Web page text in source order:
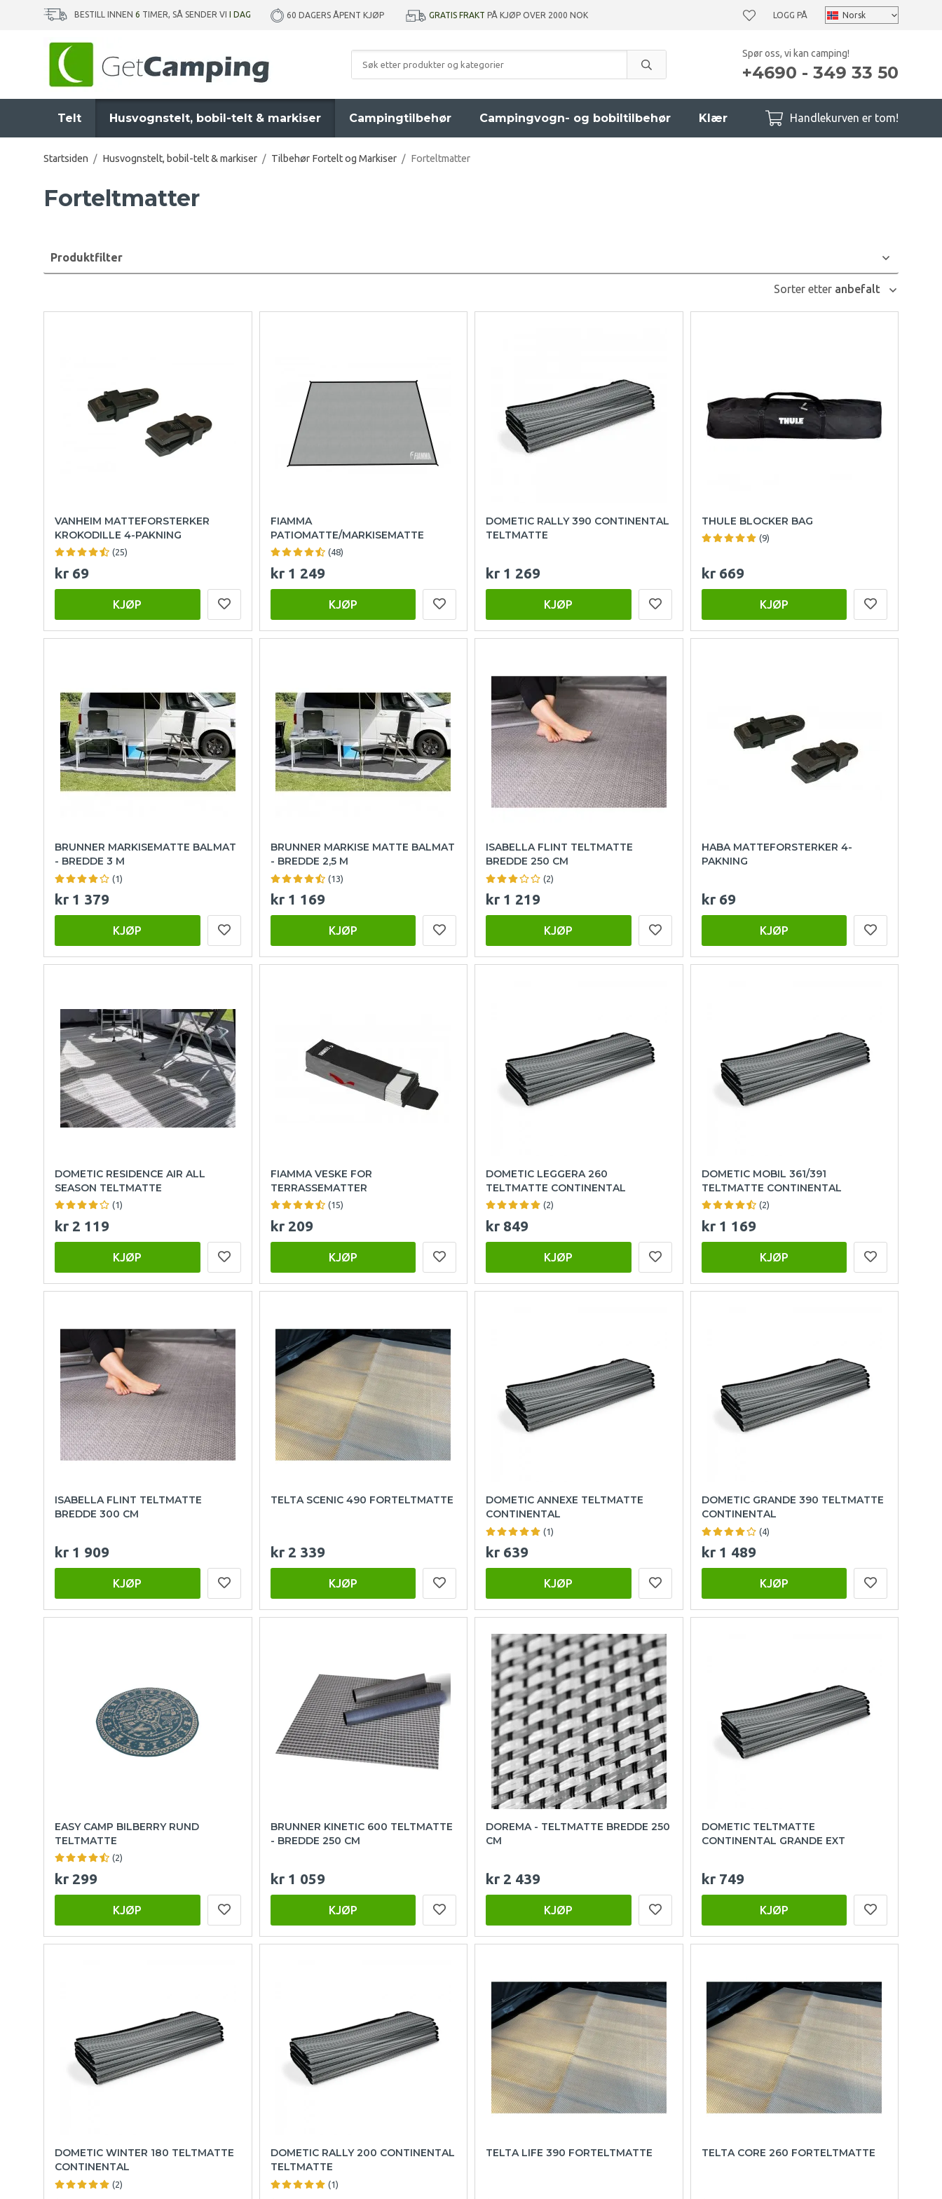
BESTILL INNEN 6 TIMER, SÅ SENDER VI I DAG 60 DAGERS ÅPENT KJØP GRATIS FRAKT PÅ KJØP OVER 2000 NOK LOGG PÅ
Spør oss, vi kan camping!
+4690 - 349 33 50
Telt Husvognstelt, bobil-telt & markiser Campingtilbehør Campingvogn- og bobiltilbehør Klær Handlekurven er tom!
Startsiden / Husvognstelt, bobil-telt & markiser / Tilbehør Fortelt og Markiser / Forteltmatter
Forteltmatter
Produktfilter
Sorter etter anbefalt
VANHEIM MATTEFORSTERKER
KROKODILLE 4-PAKNING
(25)
kr 69
KJØP
FIAMMA
PATIOMATTE/MARKISEMATTE
(48)
kr 1 249
KJØP
DOMETIC RALLY 390 CONTINENTAL
TELTMATTE
kr 1 269
KJØP
THULE BLOCKER BAG
(9)
kr 669
KJØP
BRUNNER MARKISEMATTE BALMAT
- BREDDE 3 M
(1)
kr 1 379
KJØP
BRUNNER MARKISE MATTE BALMAT
- BREDDE 2,5 M
(13)
kr 1 169
KJØP
ISABELLA FLINT TELTMATTE
BREDDE 250 CM
(2)
kr 1 219
KJØP
HABA MATTEFORSTERKER 4-
PAKNING
kr 69
KJØP
DOMETIC RESIDENCE AIR ALL
SEASON TELTMATTE
(1)
kr 2 119
KJØP
FIAMMA VESKE FOR
TERRASSEMATTER
(15)
kr 209
KJØP
DOMETIC LEGGERA 260
TELTMATTE CONTINENTAL
(2)
kr 849
KJØP
DOMETIC MOBIL 361/391
TELTMATTE CONTINENTAL
(2)
kr 1 169
KJØP
ISABELLA FLINT TELTMATTE
BREDDE 300 CM
kr 1 909
KJØP
TELTA SCENIC 490 FORTELTMATTE
kr 2 339
KJØP
DOMETIC ANNEXE TELTMATTE
CONTINENTAL
(1)
kr 639
KJØP
DOMETIC GRANDE 390 TELTMATTE
CONTINENTAL
(4)
kr 1 489
KJØP
EASY CAMP BILBERRY RUND
TELTMATTE
(2)
kr 299
KJØP
BRUNNER KINETIC 600 TELTMATTE
- BREDDE 250 CM
kr 1 059
KJØP
DOREMA - TELTMATTE BREDDE 250
CM
kr 2 439
KJØP
DOMETIC TELTMATTE
CONTINENTAL GRANDE EXT
kr 749
KJØP
DOMETIC WINTER 180 TELTMATTE
CONTINENTAL
(2)
DOMETIC RALLY 200 CONTINENTAL
TELTMATTE
(1)
TELTA LIFE 390 FORTELTMATTE TELTA CORE 260 FORTELTMATTE